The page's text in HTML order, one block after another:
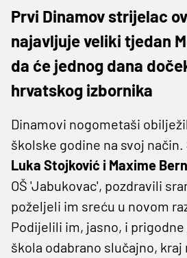
Prvi Dinamov strijelac
najavljuje veliki tjedan
da će jednog dana
hrvatskog izbornika
Dinamovi nogometaši
školske godine na svoj način.
Luka Stojković i Maxime
OŠ 'Jabukovac', pozdravili
poželjeli im sreću u novom
Podijelili im, jasno, i
škola odabrano slučajno, kraj